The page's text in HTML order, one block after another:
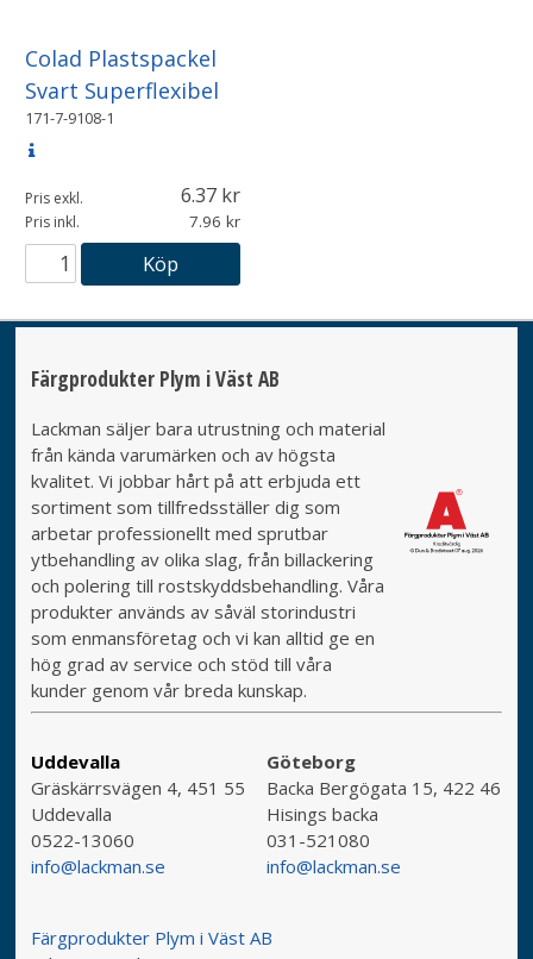
Colad Plastspackel
Svart Superflexibel
171-7-9108-1
Pris exkl. 6.37
Pris inkl. 7.96
Köp
Färgprodukter Plym i Väst AB
Lackman säljer bara utrustning och material
från kända varumärken och av högsta
kvalitet. Vi jobbar hårt på att erbjuda ett
sortiment som tillfredsställer dig som
arbetar professionellt med sprutbar
ytbehandling av olika slag, från billackering
och polering till rostskyddsbehandling. Våra
produkter används av såväl storindustri
som enmansföretag och vi kan alltid ge en
hög grad av service och stöd till våra
kunder genom vår breda kunskap.
Uddevalla
Gräskärrsvägen 4, 451 55
Uddevalla
0522-13060
info@lackman.se
Göteborg
Backa Bergögata 15, 422 46
Hisings backa
031-521080
info@lackman.se
Färgprodukter Plym i Väst AB